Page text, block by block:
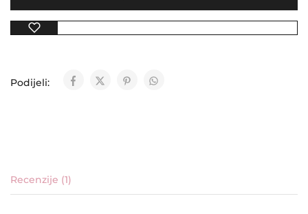
Podijeli:
Recenzije (1)